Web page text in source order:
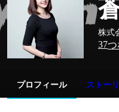
株式
37つ
プロフィール ストー